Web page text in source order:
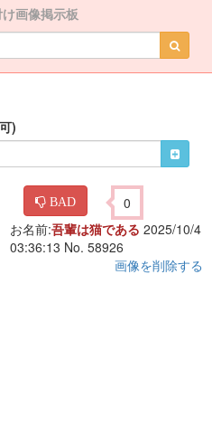
画像掲示板
)
BAD 0
お名前:吾輩は猫である 2025/10/4
03:36:13 No. 58926
画像を削除する